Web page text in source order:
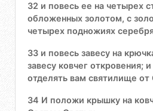
32 и повесь ее на четырех
обложенных золотом, с
четырех подножиях
33 и повесь завесу на
завесу ковчег откровения;
отделять вам святилище от
34 И положи крышку на